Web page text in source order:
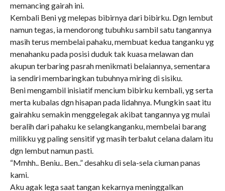
memancing gairah ini.
Kembali Beni yg melepas bibirnya dari bibirku. Dgn lembut
namun tegas, ia mendorong tubuhku sambil satu tangannya
masih terus membelai pahaku, membuat kedua tanganku yg
menahanku pada posisi duduk tak kuasa melawan dan
akupun terbaring pasrah menikmati belaiannya, sementara
ia sendiri membaringkan tubuhnya miring di sisiku.
Beni mengambil inisiatif mencium bibirku kembali, yg serta
merta kubalas dgn hisapan pada lidahnya. Mungkin saat itu
gairahku semakin menggelegak akibat tangannya yg mulai
beralih dari pahaku ke selangkanganku, membelai barang
milikku yg paling sensitif yg masih terbalut celana dalam itu
dgn lembut namun pasti.
“Mmhh.. Beniu.. Ben..” desahku di sela-sela ciuman panas
kami.
Aku agak lega saat tangan kekarnya meninggalkan